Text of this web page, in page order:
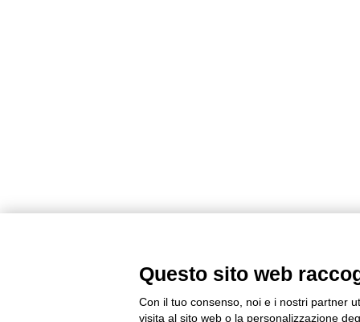
Questo sito web
Con il tuo consenso, noi e i nostri partner
visita al sito web o la personalizzazione